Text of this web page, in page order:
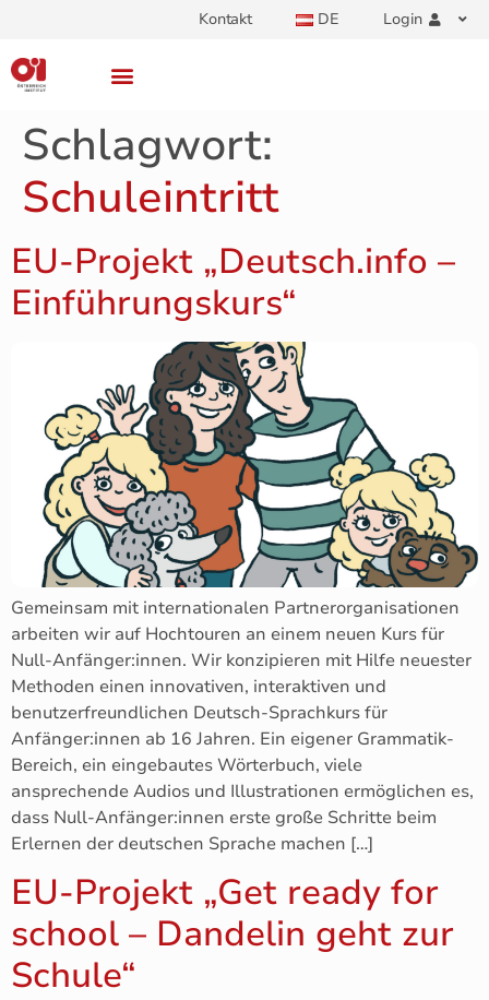
Kontakt DE Login
Schlagwort:
Schuleintritt
EU-Projekt „Deutsch.info –
Einführungskurs“
Gemeinsam mit internationalen Partnerorganisationen
arbeiten wir auf Hochtouren an einem neuen Kurs für
Null-Anfänger:innen. Wir konzipieren mit Hilfe neuester
Methoden einen innovativen, interaktiven und
benutzerfreundlichen Deutsch-Sprachkurs für
Anfänger:innen ab 16 Jahren. Ein eigener Grammatik-
Bereich, ein eingebautes Wörterbuch, viele
ansprechende Audios und Illustrationen ermöglichen es,
dass Null-Anfänger:innen erste große Schritte beim
Erlernen der deutschen Sprache machen […]
EU-Projekt „Get ready for
school – Dandelin geht zur
Schule“